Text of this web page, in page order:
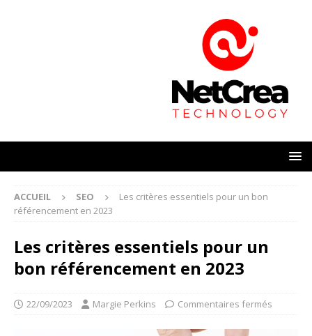
ACCUEIL SEO
Les critères essentiels pour un bon
référencement en 2023
Les critères essentiels pour un
bon référencement en 2023
22/09/2023 Margie Perkins Commentaires fermés